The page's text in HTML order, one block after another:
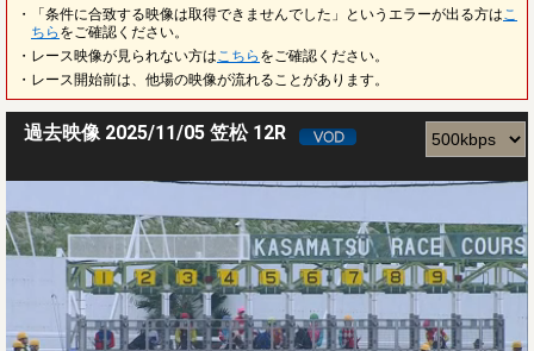
・「条件に合致する映像は取得できませんでした」というエラーが出る方は こ
ちら をご確認ください。
・レース映像が見られない方は こちら をご確認ください。
・レース開始前は、他場の映像が流れることがあります。
過去映像 2025/11/05 笠松 12R